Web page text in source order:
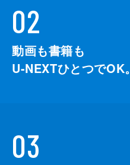
02
動画も書籍も
U-NEXTひとつでOK。
03